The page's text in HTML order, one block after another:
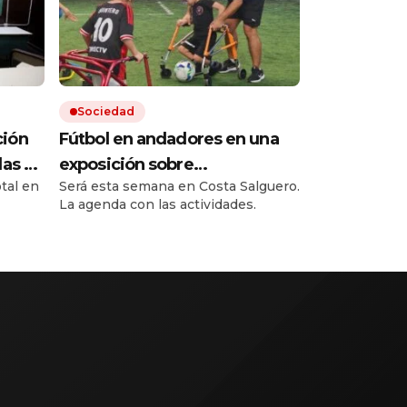
de
en
Sociedad
Fútbol en andadores en una
exposición sobre
rehabilitación y ortopedia con
especialistas de todo el
Será esta semana en Costa Salguero.
La agenda con las actividades.